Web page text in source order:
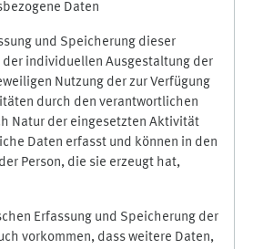
Daten
und Speicherung dieser
der individuellen Ausgestaltung der
Nutzung der zur Verfügung
durch den verantwortlichen
Natur der eingesetzten Aktivität
Daten erfasst und können in den
Person, die sie erzeugt hat,
Erfassung und Speicherung der
vorkommen, dass weitere Daten,